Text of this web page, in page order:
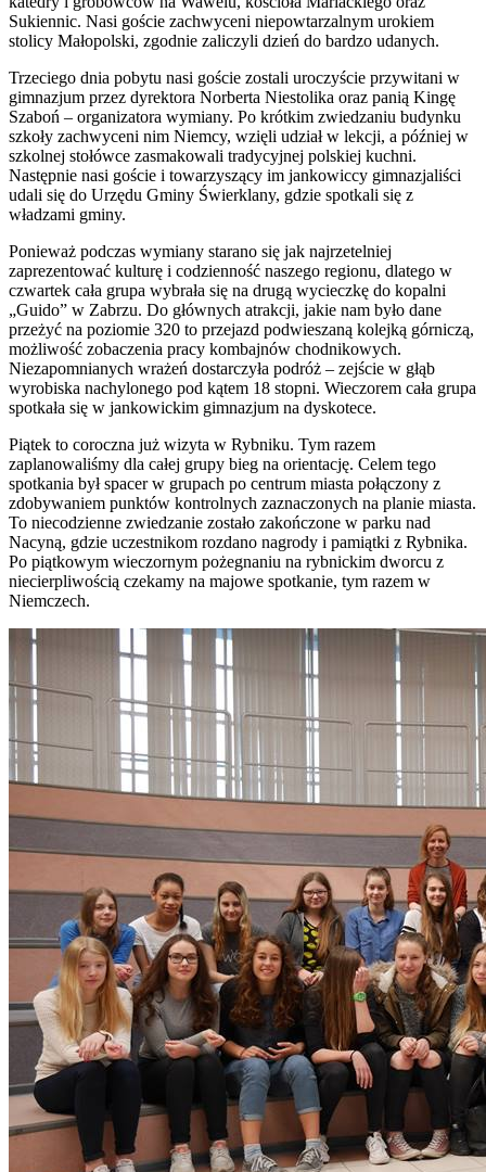
Sukiennic. Nasi goście zachwyceni niepowtarzalnym urokiem
stolicy Małopolski, zgodnie zaliczyli dzień do bardzo udanych.
Trzeciego dnia pobytu nasi goście zostali uroczyście przywitani w
gimnazjum przez dyrektora Norberta Niestolika oraz panią Kingę
Szaboń – organizatora wymiany. Po krótkim zwiedzaniu budynku
szkoły zachwyceni nim Niemcy, wzięli udział w lekcji, a później w
szkolnej stołówce zasmakowali tradycyjnej polskiej kuchni.
Następnie nasi goście i towarzyszący im jankowiccy gimnazjaliści
udali się do Urzędu Gminy Świerklany, gdzie spotkali się z
władzami gminy.
Ponieważ podczas wymiany starano się jak najrzetelniej
zaprezentować kulturę i codzienność naszego regionu, dlatego w
czwartek cała grupa wybrała się na drugą wycieczkę do kopalni
„Guido” w Zabrzu. Do głównych atrakcji, jakie nam było dane
przeżyć na poziomie 320 to przejazd podwieszaną kolejką górniczą,
możliwość zobaczenia pracy kombajnów chodnikowych.
Niezapomnianych wrażeń dostarczyła podróż – zejście w głąb
wyrobiska nachylonego pod kątem 18 stopni. Wieczorem cała grupa
spotkała się w jankowickim gimnazjum na dyskotece.
Piątek to coroczna już wizyta w Rybniku. Tym razem
zaplanowaliśmy dla całej grupy bieg na orientację. Celem tego
spotkania był spacer w grupach po centrum miasta połączony z
zdobywaniem punktów kontrolnych zaznaczonych na planie miasta.
To niecodzienne zwiedzanie zostało zakończone w parku nad
Nacyną, gdzie uczestnikom rozdano nagrody i pamiątki z Rybnika.
Po piątkowym wieczornym pożegnaniu na rybnickim dworcu z
niecierpliwością czekamy na majowe spotkanie, tym razem w
Niemczech.